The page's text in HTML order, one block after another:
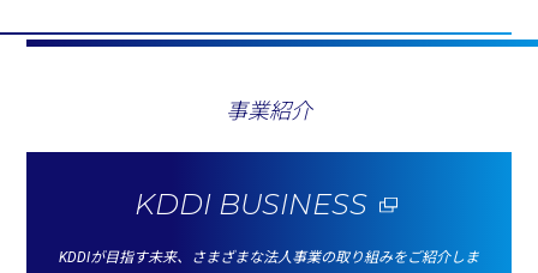
事業紹介
KDDI BUSINESS
KDDIが目指す未来、さまざまな法人事業の取り組みをご紹介しま